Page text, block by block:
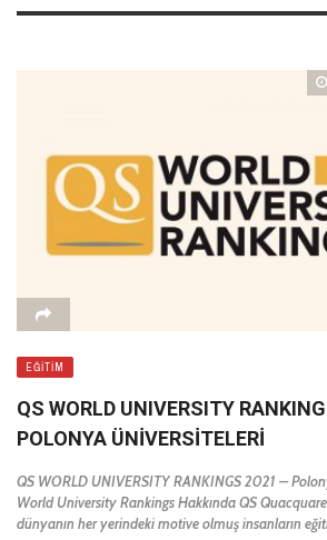
EĞITIM
QS WORLD UNIVERSITY
POLONYA ÜNIVERSITELERI
QS WORLD UNIVERSITY RANKINGS 2021 –
World University Rankings Hakkında QS
dünyanın her yerindeki motive olmuş insanların